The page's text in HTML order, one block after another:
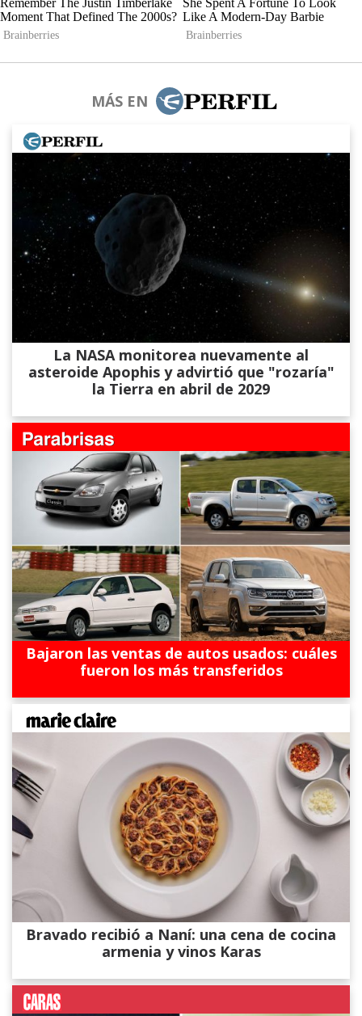
MÁS EN
La NASA monitorea nuevamente al
asteroide Apophis y advirtió que "rozaría"
la Tierra en abril de 2029
Bajaron las ventas de autos usados: cuáles
fueron los más transferidos
Bravado recibió a Naní: una cena de cocina
armenia y vinos Karas